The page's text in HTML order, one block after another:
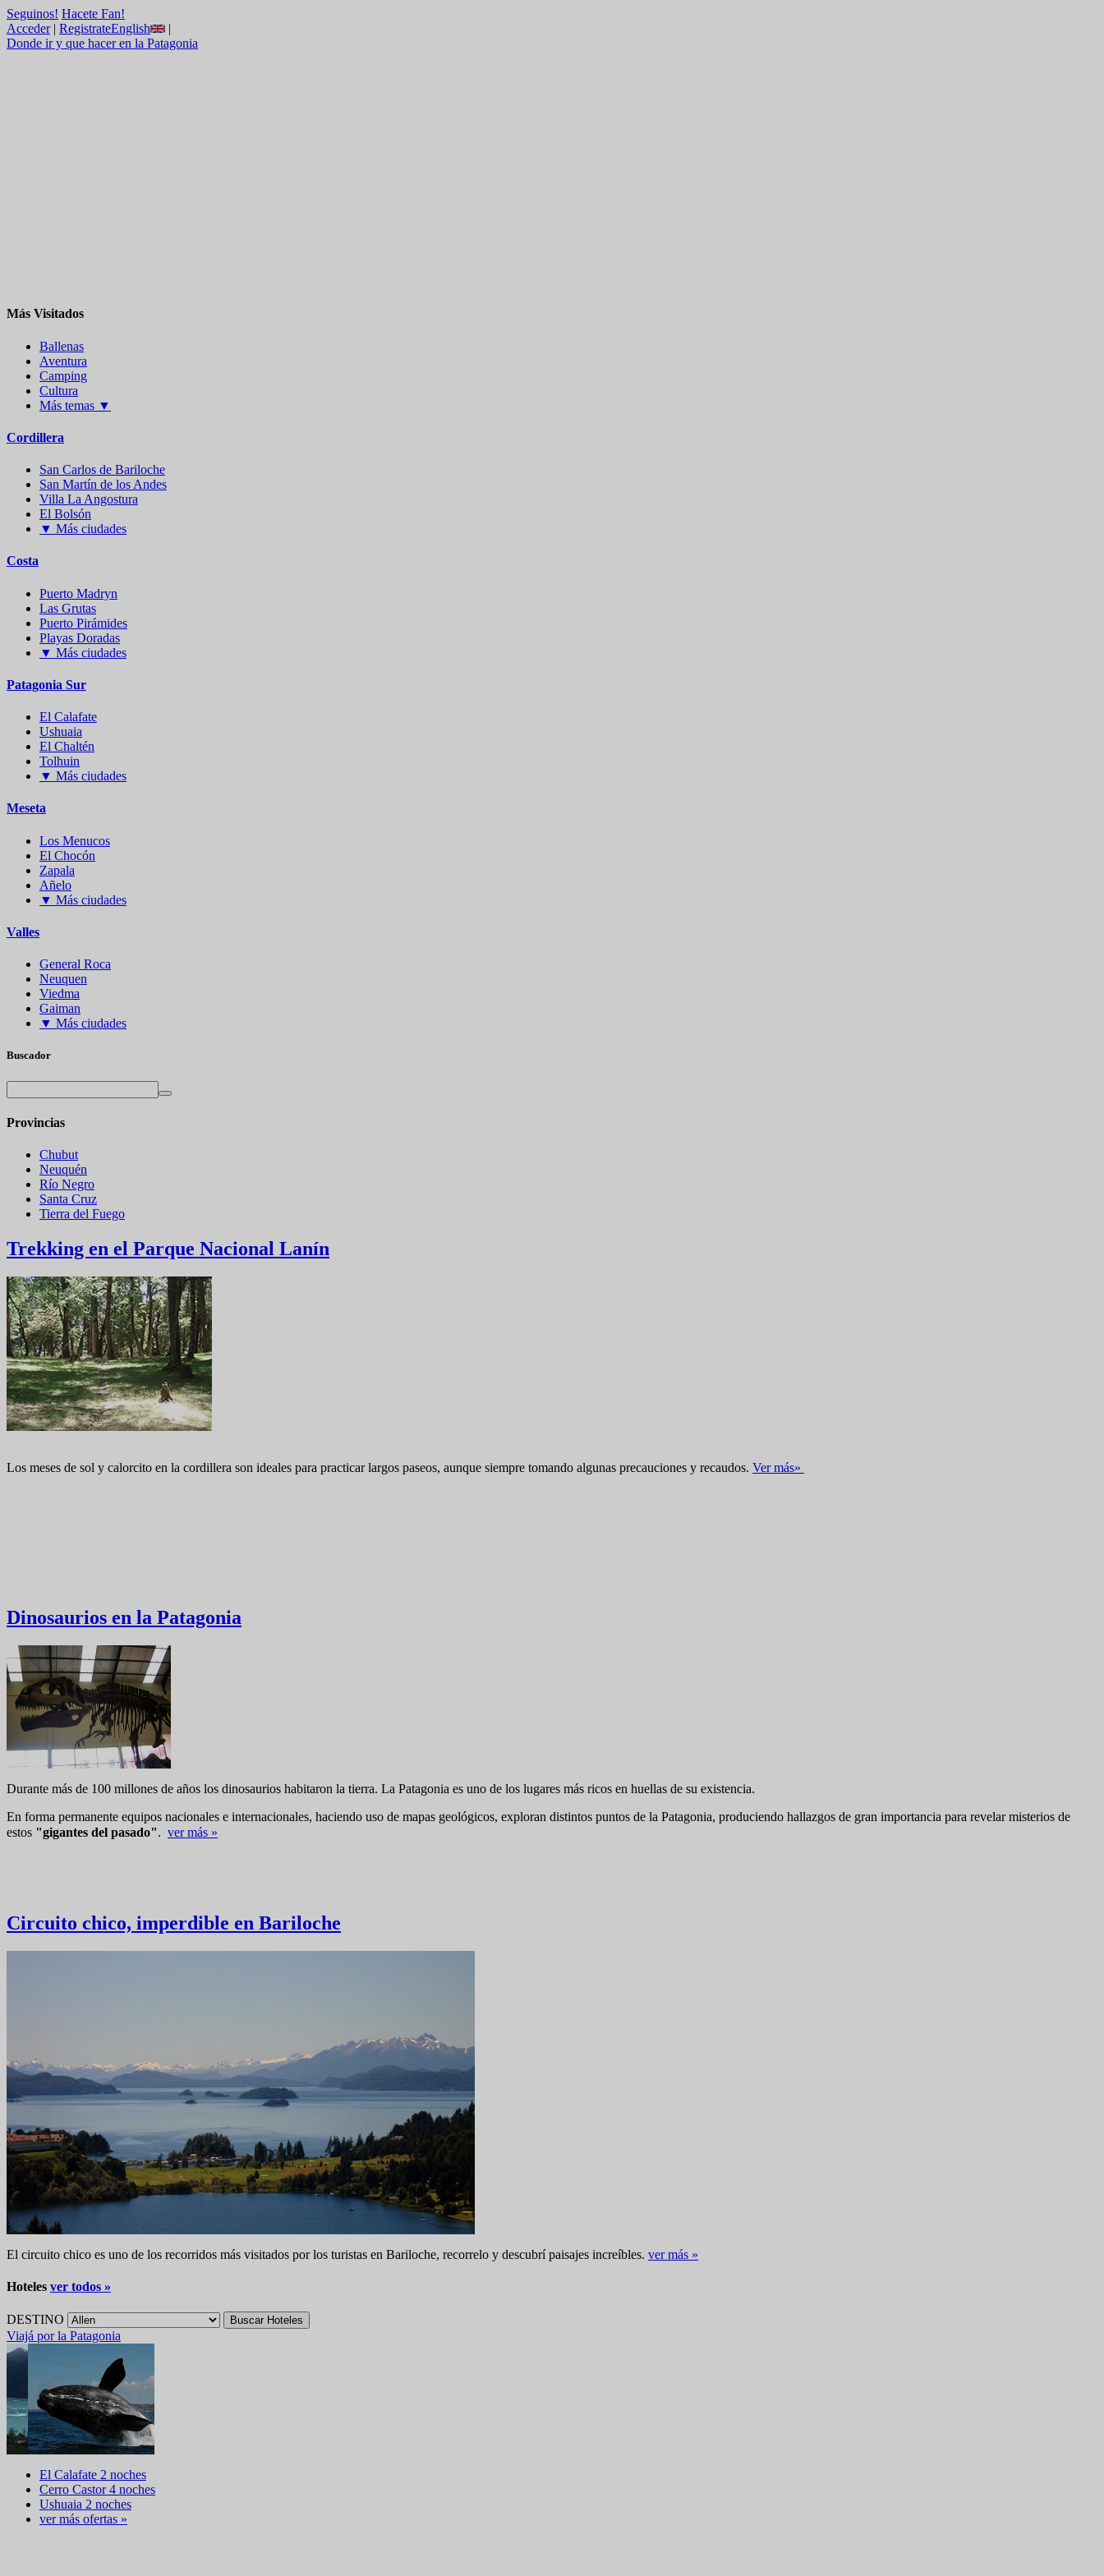
Seguinos! Hacete Fan!
Acceder| RegistrateEnglish
|
Donde ir y que hacer en la Patagonia
Más Visitados
Ballenas
Aventura
Camping
Cultura
Más temas ▼
Cordillera
San Carlos de Bariloche
San Martín de los Andes
Villa La Angostura
El Bolsón
▼ Más ciudades
Costa
Puerto Madryn
Las Grutas
Puerto Pirámides
Playas Doradas
▼ Más ciudades
Patagonia Sur
El Calafate
Ushuaia
El Chaltén
Tolhuin
▼ Más ciudades
Meseta
Los Menucos
El Chocón
Zapala
Añelo
▼ Más ciudades
Valles
General Roca
Neuquen
Viedma
Gaiman
▼ Más ciudades
Buscador
Provincias
Chubut
Neuquén
Río Negro
Santa Cruz
Tierra del Fuego
Trekking en el Parque Nacional Lanín
Los meses de sol y calorcito en la cordillera son ideales para practicar largos paseos, aunque siempre tomando algunas precauciones y recaudos. Ver más»
Dinosaurios en la Patagonia
Durante más de 100 millones de años los dinosaurios habitaron la tierra. La Patagonia es uno de los lugares más ricos en huellas de su existencia.
En forma permanente equipos nacionales e internacionales, haciendo uso de mapas geológicos, exploran distintos puntos de la Patagonia, produciendo hallazgos de gran importancia para revelar misterios de
estos "gigantes del pasado". ver más »
Circuito chico, imperdible en Bariloche
El circuito chico es uno de los recorridos más visitados por los turistas en Bariloche, recorrelo y descubrí paisajes increíbles. ver más »
Hoteles ver todos »
DESTINO Buscar Hoteles
Viajá por la Patagonia
El Calafate 2 noches
Cerro Castor 4 noches
Ushuaia 2 noches
ver más ofertas »